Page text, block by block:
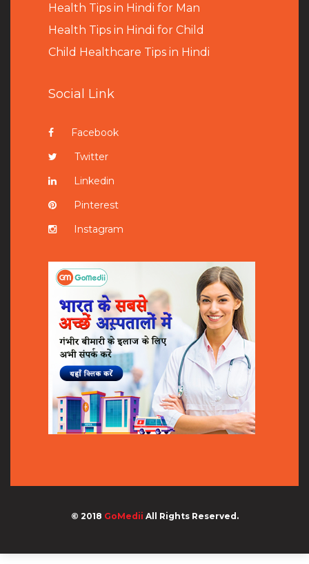
Health Tips in Hindi for Man
Health Tips in Hindi for Child
Child Healthcare Tips in Hindi
Social Link
Facebook
Twitter
Linkedin
Pinterest
Instagram
© 2018 GoMedii All Rights Reserved.